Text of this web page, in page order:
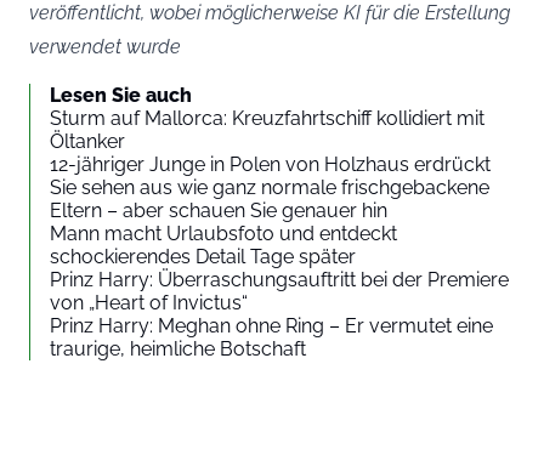
veröffentlicht, wobei möglicherweise KI für die Erstellung
verwendet wurde
Lesen Sie auch
Sturm auf Mallorca: Kreuzfahrtschiff kollidiert mit
Öltanker
12-jähriger Junge in Polen von Holzhaus erdrückt
Sie sehen aus wie ganz normale frischgebackene
Eltern – aber schauen Sie genauer hin
Mann macht Urlaubsfoto und entdeckt
schockierendes Detail Tage später
Prinz Harry: Überraschungsauftritt bei der Premiere
von „Heart of Invictus“
Prinz Harry: Meghan ohne Ring – Er vermutet eine
traurige, heimliche Botschaft